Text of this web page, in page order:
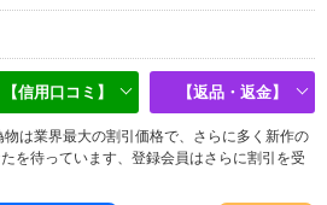
【信用口コミ】 【返品・返金】
は業界最大の割引価格で、さらに多く新作の
を待っています、登録会員はさらに割引を受